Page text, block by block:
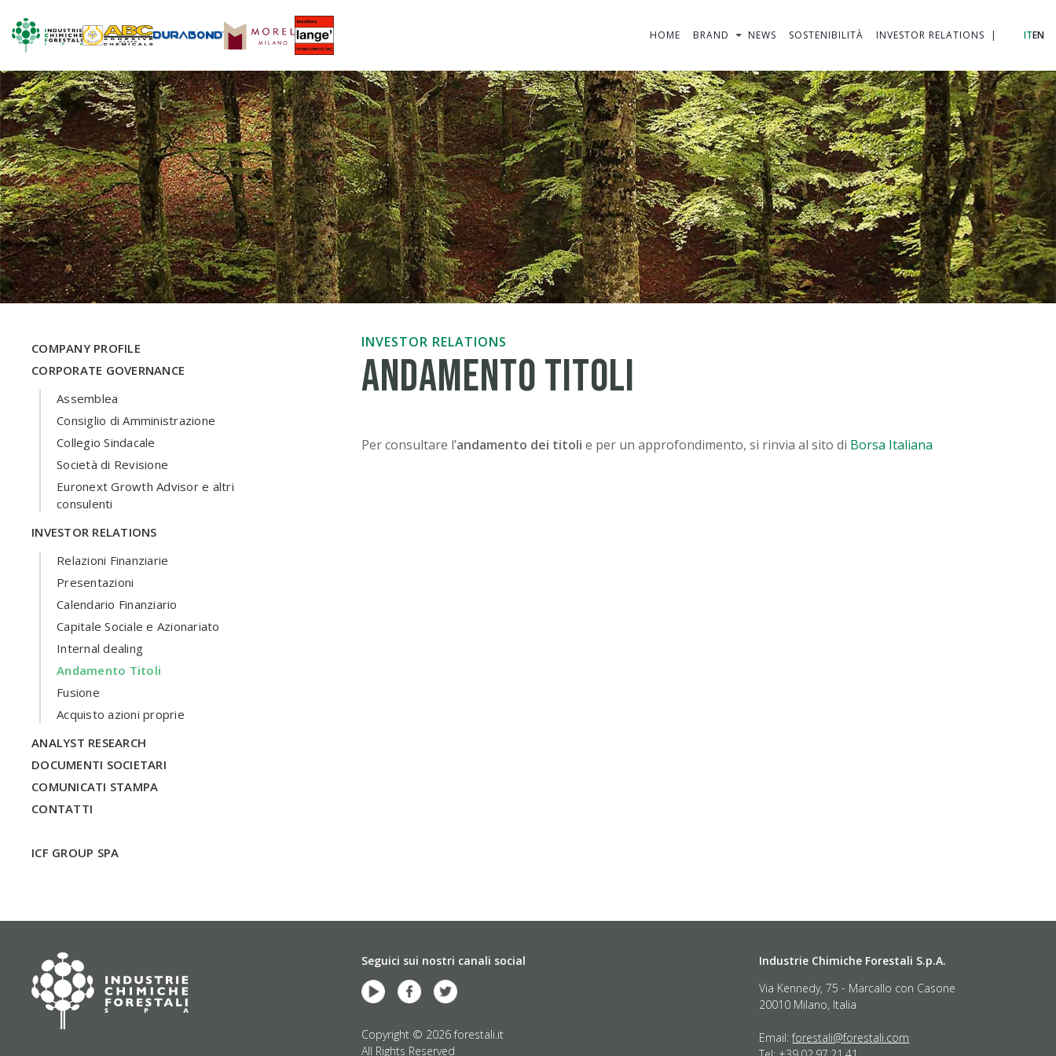
HOME BRAND NEWS SOSTENIBILITÀ INVESTOR RELATIONS ITEN
COMPANY PROFILE
CORPORATE GOVERNANCE
Assemblea
Consiglio di Amministrazione
Collegio Sindacale
Società di Revisione
Euronext Growth Advisor e altri
consulenti
INVESTOR RELATIONS
Relazioni Finanziarie
Presentazioni
Calendario Finanziario
Capitale Sociale e Azionariato
Internal dealing
Andamento Titoli
Fusione
Acquisto azioni proprie
ANALYST RESEARCH
DOCUMENTI SOCIETARI
COMUNICATI STAMPA
CONTATTI
ICF GROUP SPA
INVESTOR RELATIONS
Andamento Titoli
Per consultare l’andamento dei titoli e per un approfondimento, si rinvia al sito di Borsa Italiana
Seguici sui nostri canali social
Copyright © 2026 forestali.it
All Rights Reserved
Industrie Chimiche Forestali S.p.A.
Via Kennedy, 75 - Marcallo con Casone
20010 Milano, Italia
Email:forestali@forestali.com